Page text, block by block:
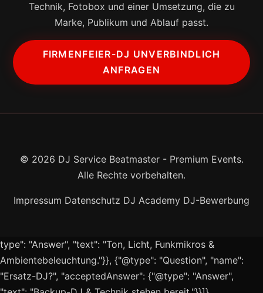
Technik, Fotobox und einer Umsetzung, die zu
Marke, Publikum und Ablauf passt.
FIRMENFEIER-DJ UNVERBINDLICH
ANFRAGEN
© 2026 DJ Service Beatmaster - Premium Events.
Alle Rechte vorbehalten.
Impressum Datenschutz DJ Academy DJ-Bewerbung
type": "Answer", "text": "Ton, Licht, Funkmikros &
Ambientebeleuchtung."}}, {"@type": "Question", "name":
"Ersatz-DJ?", "acceptedAnswer": {"@type": "Answer",